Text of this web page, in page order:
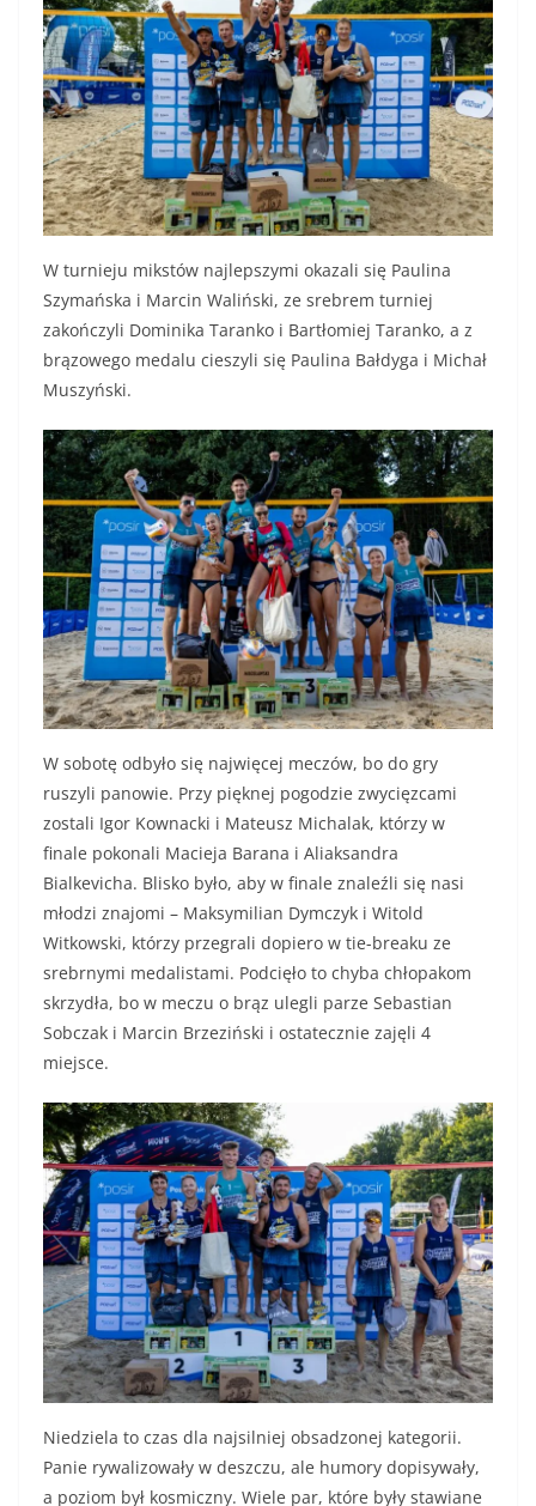
W turnieju mikstów najlepszymi okazali się Paulina
Szymańska i Marcin Waliński, ze srebrem turniej
zakończyli Dominika Taranko i Bartłomiej Taranko, a z
brązowego medalu cieszyli się Paulina Bałdyga i Michał
Muszyński.
W sobotę odbyło się najwięcej meczów, bo do gry
ruszyli panowie. Przy pięknej pogodzie zwycięzcami
zostali Igor Kownacki i Mateusz Michalak, którzy w
finale pokonali Macieja Barana i Aliaksandra
Bialkevicha. Blisko było, aby w finale znaleźli się nasi
młodzi znajomi – Maksymilian Dymczyk i Witold
Witkowski, którzy przegrali dopiero w tie-breaku ze
srebrnymi medalistami. Podcięło to chyba chłopakom
skrzydła, bo w meczu o brąz ulegli parze Sebastian
Sobczak i Marcin Brzeziński i ostatecznie zajęli 4
miejsce.
Niedziela to czas dla najsilniej obsadzonej kategorii.
Panie rywalizowały w deszczu, ale humory dopisywały,
a poziom był kosmiczny. Wiele par, które były stawiane